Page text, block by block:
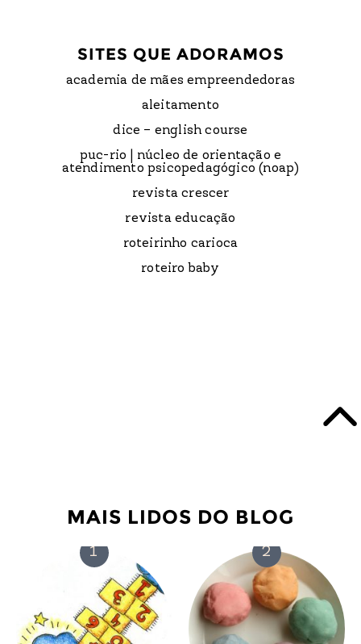
SITES QUE ADORAMOS
academia de mães empreendedoras
aleitamento
dice – english course
puc-rio | núcleo de orientação e
atendimento psicopedagógico (noap)
revista crescer
revista educação
roteirinho carioca
roteiro baby
MAIS LIDOS DO BLOG